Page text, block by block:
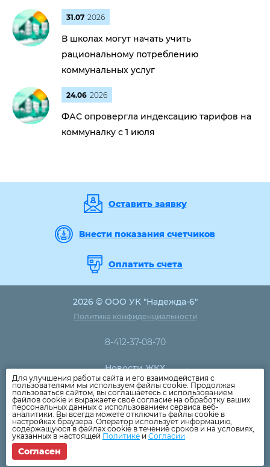
31.07 2026
В школах могут начать учить
рациональному потреблению
коммунальных услуг
24.06 2026
ФАС опровергла индексацию тарифов на
коммуналку с 1 июля
Оставить заявку
Внести показания счетчиков
Оплатить счета
2026 © ООО УК "Надежда-6"
Политика конфиденциальности
8-412-37-08-70
Новости ЖКХ
Новости компании
Как оплатить
Дома
Раскрытие информации
Вопросы
Для улучшения работы сайта и его взаимодействия с
пользователями мы используем файлы cookie. Продолжая
пользоваться сайтом, вы соглашаетесь с использованием
файлов cookie и выражаете своё согласие на обработку ваших
персональных данных с использованием сервиса веб-
аналитики. Вы всегда можете отключить файлы cookie в
настройках браузера. Оператор использует информацию,
содержащуюся в файлах cookie в течение сроков и на условиях,
указанных в настоящей Политике и Согласии
Согласен